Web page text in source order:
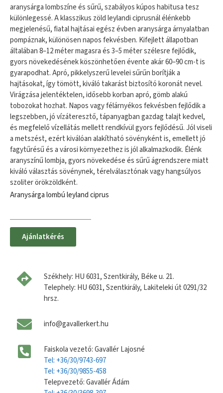
aranysárga lombszíne és sűrű, szabályos kúpos habitusa tesz
különlegessé. A klasszikus zöld leylandi ciprusnál élénkebb
megjelenésű, fiatal hajtásai egész évben aranysárga árnyalatban
pompáznak, különösen napos fekvésben. Kifejlett állapotban
általában 8–12 méter magasra és 3–5 méter szélesre fejlődik,
gyors növekedésének köszönhetően évente akár 60–90 cm-t is
gyarapodhat. Apró, pikkelyszerű levelei sűrűn borítják a
hajtásokat, így tömött, kiváló takarást biztosító koronát nevel.
Virágzása jelentéktelen, idősebb korban apró, gömb alakú
tobozokat hozhat. Napos vagy félárnyékos fekvésben fejlődik a
legszebben, jó vízáteresztő, tápanyagban gazdag talajt kedvel,
és megfelelő vízellátás mellett rendkívül gyors fejlődésű. Jól viseli
a metszést, ezért kiválóan alakítható sövényként is, emellett jó
fagytűrésű és a városi környezethez is jól alkalmazkodik. Élénk
aranyszínű lombja, gyors növekedése és sűrű ágrendszere miatt
kiváló választás sövénynek, térelválasztónak vagy hangsúlyos
szoliter örökzöldként.
Aranysárga lombú leyland ciprus
Ajánlatkérés
Székhely: HU 6031, Szentkirály, Béke u. 21.
Telephely: HU 6031, Szentkirály, Lakiteleki út 0291/32
hrsz.
info@gavallerkert.hu
Faiskola vezető: Gavallér Lajosné
Tel: +36/30/9743-697
Tel: +36/30/9855-458
Telepvezető: Gavallér Ádám